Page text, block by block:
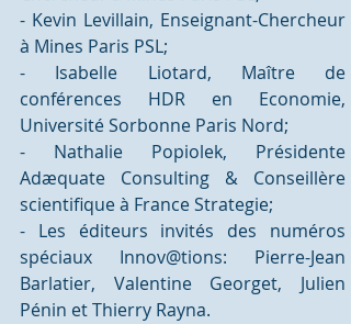
- Kevin Levillain, Enseignant-Chercheur
à Mines Paris PSL;
- Isabelle Liotard, Maître de
conférences HDR en Economie,
Université Sorbonne Paris Nord;
- Nathalie Popiolek, Présidente
Adæquate Consulting & Conseillère
scientifique à France Strategie;
- Les éditeurs invités des numéros
spéciaux Innov@tions: Pierre-Jean
Barlatier, Valentine Georget, Julien
Pénin et Thierry Rayna.